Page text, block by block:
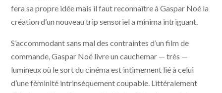
fera sa propre idée mais il faut reconnaître à Gaspar Noé la
création d’un nouveau trip sensoriel a minima intriguant.
S’accommodant sans mal des contraintes d’un film de
commande, Gaspar Noé livre un cauchemar — très —
lumineux où le sort du cinéma est intimement lié à celui
d’une féminité intrinsèquement coupable. Littéralement